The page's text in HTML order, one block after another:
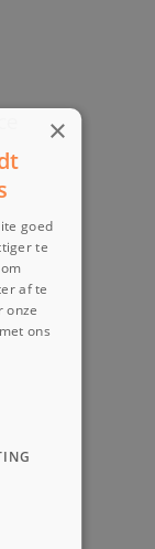
×
goed
te
af te
onze
ons